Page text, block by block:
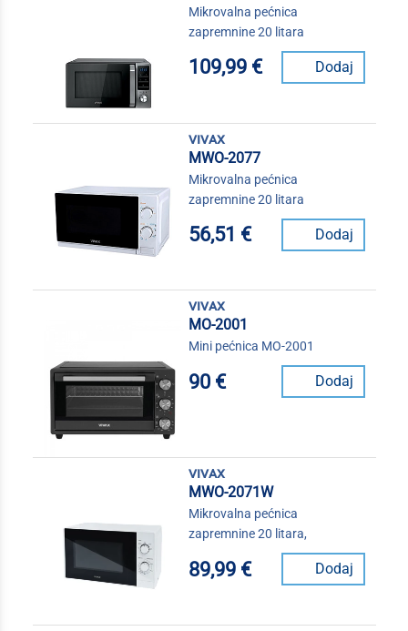
Mikrovalna pećnica
zapremnine 20 litara
109,99 € Dodaj
vivax
MWO-2077
Mikrovalna pećnica
zapremnine 20 litara
56,51 € Dodaj
vivax
MO-2001
Mini pećnica MO-2001
90 € Dodaj
vivax
MWO-2071W
Mikrovalna pećnica
zapremnine 20 litara,
89,99 € Dodaj